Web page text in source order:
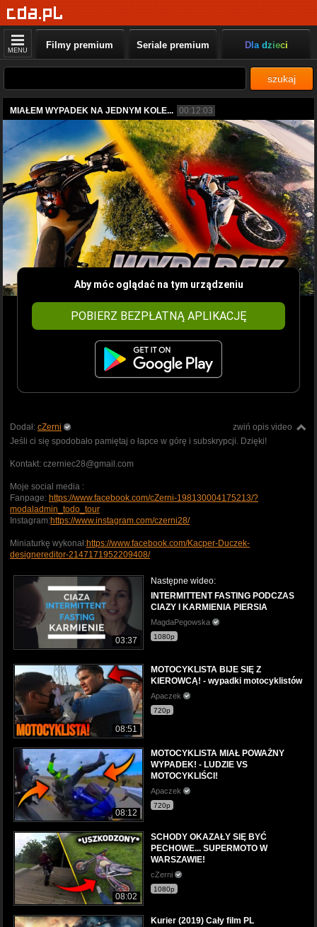
MENU Filmy premium Seriale premium Dla dzieci
szukaj
MIAŁEM WYPADEK NA JEDNYM KOLE... 00:12:03
Aby móc oglądać na tym urządzeniu
POBIERZ BEZPŁATNĄ APLIKACJĘ
zwiń opis video
Dodał: cZerni
Jeśli ci się spodobało pamiętaj o łapce w górę i subskrypcji. Dzięki!
Kontakt: czerniec28@gmail.com
Moje social media :
Fanpage: https://www.facebook.com/cZerni-198130004175213/?
modaladmin_todo_tour
Instagram:https://www.instagram.com/czerni28/
Miniaturkę wykonał:https://www.facebook.com/Kacper-Duczek-
designereditor-2147171952209408/
03:37
Następne wideo:
INTERMITTENT FASTING PODCZAS
CIAZY I KARMIENIA PIERSIA
MagdaPegowska
1080p
08:51
MOTOCYKLISTA BIJE SIĘ Z
KIEROWCĄ! - wypadki motocyklistów
Apaczek
720p
08:12
MOTOCYKLISTA MIAŁ POWAŻNY
WYPADEK! - LUDZIE VS
MOTOCYKLIŚCI!
Apaczek
720p
08:02
SCHODY OKAZAŁY SIĘ BYĆ
PECHOWE... SUPERMOTO W
WARSZAWIE!
cZerni
1080p
Kurier (2019) Cały film PL